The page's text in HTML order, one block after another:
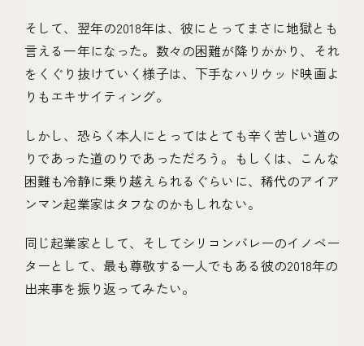
そして、翌年の2018年は、彼にとってまさに地獄とも
言える一年になった。数々の困難が降りかかり、それ
をくぐり抜けていく様子は、下手なハリウッド映画よ
りもエキサイティング。
しかし、恐らく本人にとってはとても辛く苦しい道の
りであった道のりであっただろう。もしくは、こんな
困難も冷静に乗り越えられるぐらいに、稀代のアイア
ンマン起業家はタフなのかもしれない。
同じ起業家として、そしてシリコンバレーのイノベー
ターとして、最も尊敬する一人でもある彼の2018年の
出来事を振り返ってみたい。